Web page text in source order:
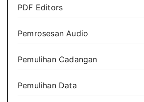
PDF Editors
Pemrosesan Audio
Pemulihan Cadangan
Pemulihan Data